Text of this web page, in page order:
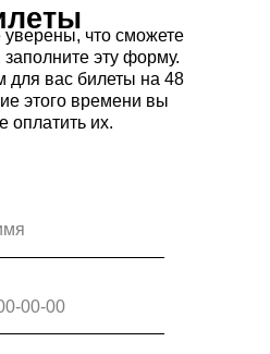
что сможете
эту форму.
для вас билеты на 48
этого времени вы
оплатить их.